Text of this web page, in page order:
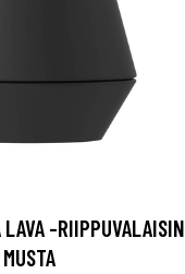
-RIIPPUVALAISIN
MUSTA